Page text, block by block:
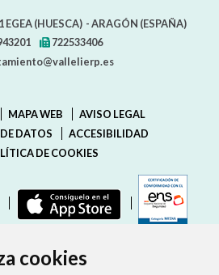
cookies
EGEA (HUESCA) - ARAGÓN (ESPAÑA)
722533406
MAPA WEB
AVISO LEGAL
DATOS
ACCESIBILIDAD
DE COOKIES